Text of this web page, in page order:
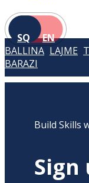
SQ EN
BALLINA LAJME
BARAZI
Build Skills
Sign